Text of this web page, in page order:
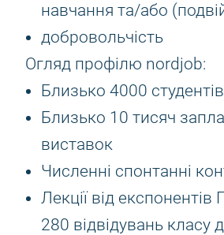
навчання та/або
добровольчість
Огляд профілю nordjob:
Близько 4000 студентів
Близько 10 тисяч
виставок
Численні спонтанні
Лекції від
280 відвідувань класу